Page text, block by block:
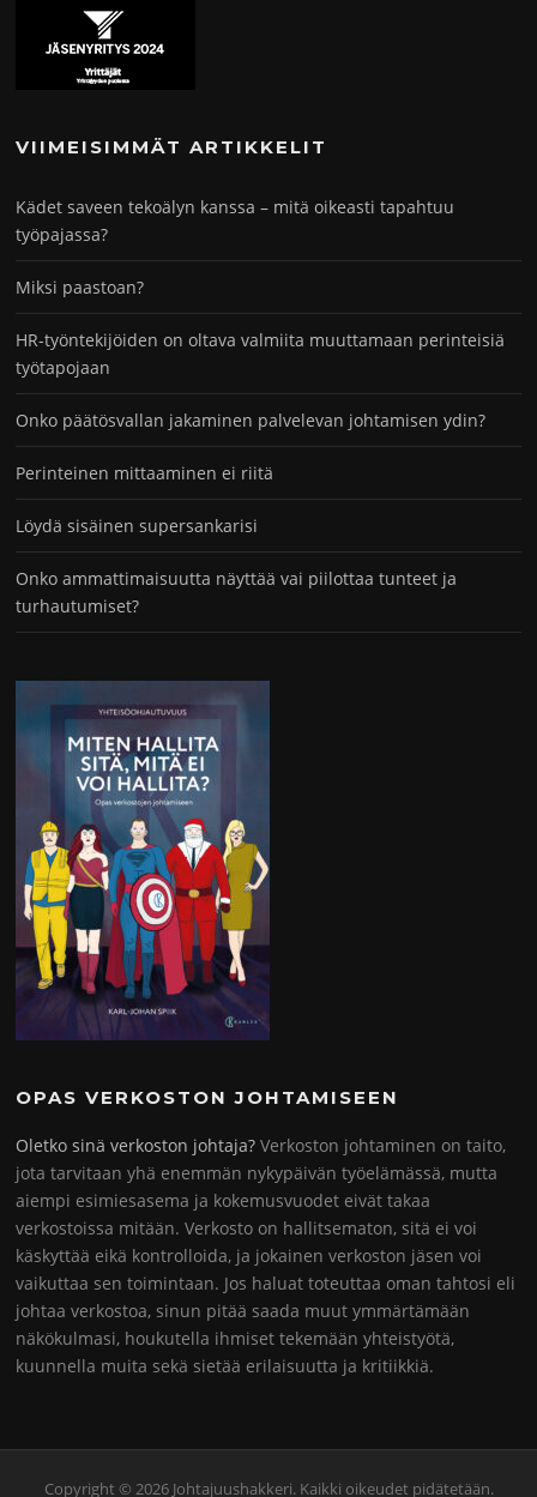
VIIMEISIMMÄT ARTIKKELIT
Kädet saveen tekoälyn kanssa – mitä oikeasti tapahtuu
työpajassa?
Miksi paastoan?
HR-työntekijöiden on oltava valmiita muuttamaan perinteisiä
työtapojaan
Onko päätösvallan jakaminen palvelevan johtamisen ydin?
Perinteinen mittaaminen ei riitä
Löydä sisäinen supersankarisi
Onko ammattimaisuutta näyttää vai piilottaa tunteet ja
turhautumiset?
OPAS VERKOSTON JOHTAMISEEN
Oletko sinä verkoston johtaja? Verkoston johtaminen on taito,
jota tarvitaan yhä enemmän nykypäivän työelämässä, mutta
aiempi esimiesasema ja kokemusvuodet eivät takaa
verkostoissa mitään. Verkosto on hallitsematon, sitä ei voi
käskyttää eikä kontrolloida, ja jokainen verkoston jäsen voi
vaikuttaa sen toimintaan. Jos haluat toteuttaa oman tahtosi eli
johtaa verkostoa, sinun pitää saada muut ymmärtämään
näkökulmasi, houkutella ihmiset tekemään yhteistyötä,
kuunnella muita sekä sietää erilaisuutta ja kritiikkiä.
Copyright © 2026 Johtajuushakkeri. Kaikki oikeudet pidätetään.